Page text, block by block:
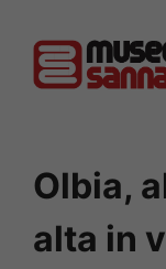
contenuto
Olbia,
alta in